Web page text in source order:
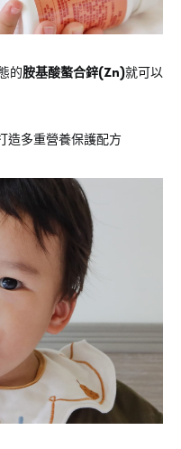
的胺基酸螯合鋅(Zn)就可以
造多重營養保護配方